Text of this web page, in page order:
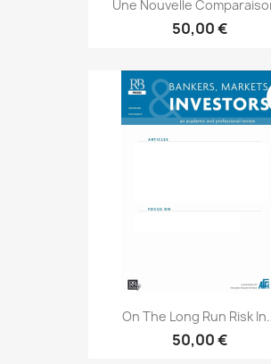
Une Nouvelle
50,00 €
On The Long Run Risk
50,00 €